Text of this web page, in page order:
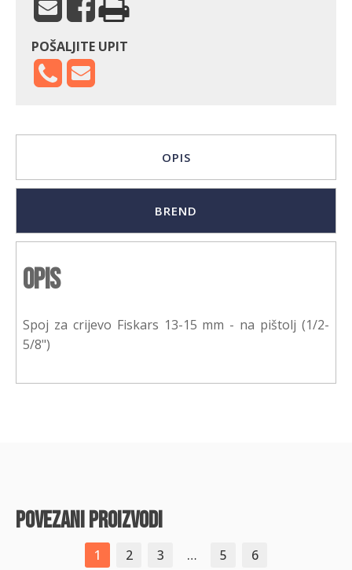
POŠALJITE UPIT
OPIS
BREND
Opis
Spoj za crijevo Fiskars 13-15 mm - na pištolj (1/2-
5/8")
povezani proizvodi
1 2 3 … 5
6